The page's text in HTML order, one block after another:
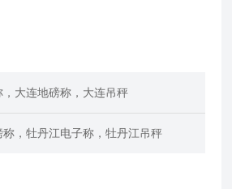
，大连地磅称，大连吊秤
称，牡丹江电子称，牡丹江吊秤